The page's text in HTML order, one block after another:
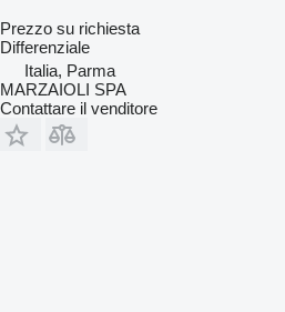
Prezzo su richiesta
Differenziale
Italia, Parma
MARZAIOLI SPA
Contattare il venditore